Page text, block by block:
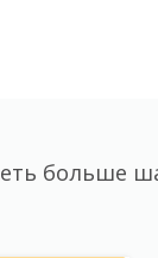
больше